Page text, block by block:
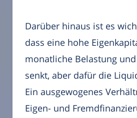
Darüber hinaus ist es
dass eine hohe
monatliche Belastung
senkt, aber dafür die
Ein ausgewogenes
Eigen- und